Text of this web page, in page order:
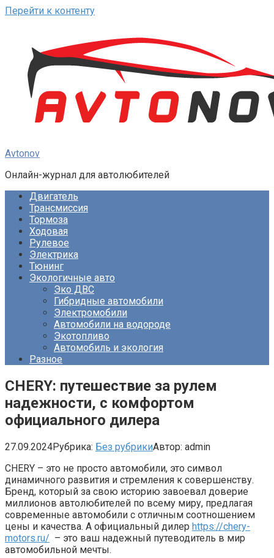
Перейти к контенту
Avtonov
Онлайн-журнал для автолюбителей
Двигатель
Трансмиссия
Тормоза
Ходовая
Рулевое
Электрика
Тюнинг
Экологичные авто
Эко ДВС
Гибридные автомобили
Электромобили
Автомобили на водороде
Экотопливо
Автомобиль и экология
Разное
CHERY: путешествие за рулем
надежности, с комфортом
официального дилера
27.09.2024Рубрика: Без рубрикиАвтор: admin
CHERY – это не просто автомобили, это символ
динамичного развития и стремления к совершенству.
Бренд, который за свою историю завоевал доверие
миллионов автолюбителей по всему миру, предлагая
современные автомобили с отличным соотношением
цены и качества. А официальный дилер https://chery-
motors.ru/ – это ваш надежный путеводитель в мир
автомобильной мечты.